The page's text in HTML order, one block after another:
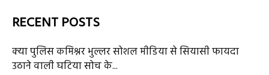
RECENT POSTS
क्या पुलिस कमिश्नर भुल्लर सोशल मीडिया से सियासी फायदा
उठाने वाली घटिया सोच के...